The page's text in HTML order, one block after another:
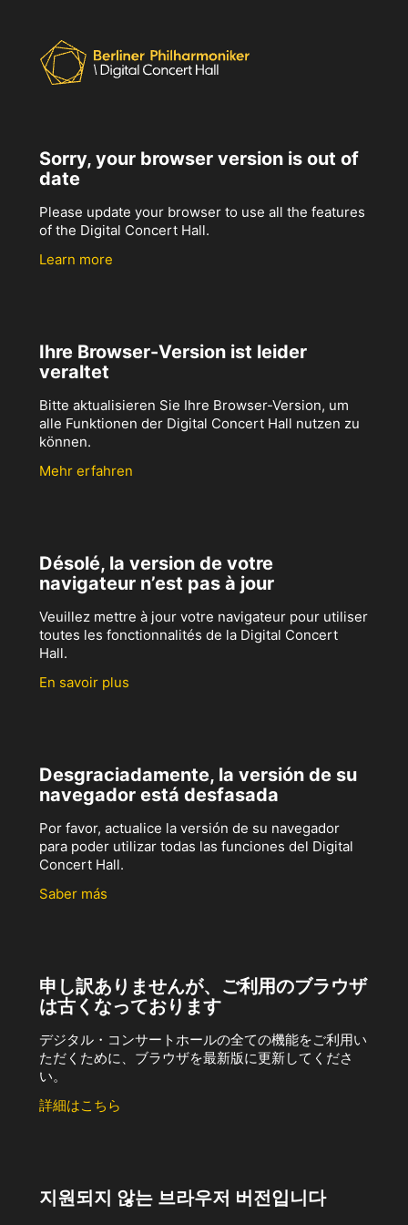
Sorry, your browser version is out of
date
Please update your browser to use all the features
of the Digital Concert Hall.
Learn more
Ihre Browser-Version ist leider
veraltet
Bitte aktualisieren Sie Ihre Browser-Version, um
alle Funktionen der Digital Concert Hall nutzen zu
können.
Mehr erfahren
Désolé, la version de votre
navigateur n’est pas à jour
Veuillez mettre à jour votre navigateur pour utiliser
toutes les fonctionnalités de la Digital Concert
Hall.
En savoir plus
Desgraciadamente, la versión de su
navegador está desfasada
Por favor, actualice la versión de su navegador
para poder utilizar todas las funciones del Digital
Concert Hall.
Saber más
申し訳ありませんが、ご利用のブラウザ
は古くなっております
デジタル・コンサートホールの全ての機能をご利用い
ただくために、ブラウザを最新版に更新してくださ
い。
詳細はこちら
지원되지 않는 브라우저 버전입니다